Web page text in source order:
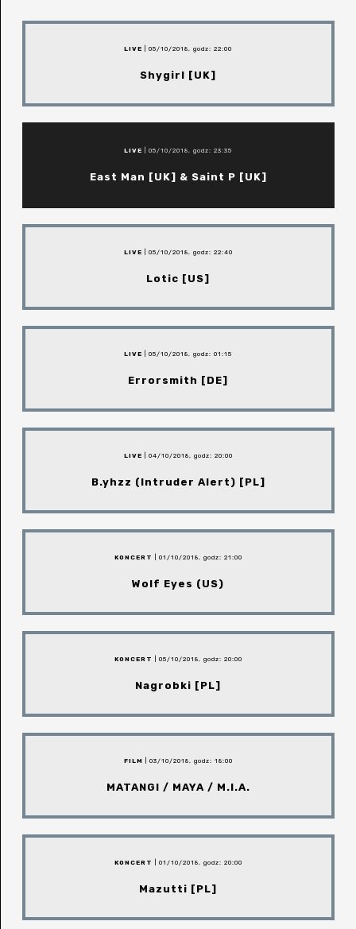
LIVE | 05/10/2018, godz: 22:00
Shygirl [UK]
LIVE | 05/10/2018, godz: 23:35
East Man [UK] & Saint P [UK]
LIVE | 05/10/2018, godz: 22:40
Lotic [US]
LIVE | 05/10/2018, godz: 01:15
Errorsmith [DE]
LIVE | 04/10/2018, godz: 20:00
B.yhzz (Intruder Alert) [PL]
KONCERT | 01/10/2018, godz: 21:00
Wolf Eyes (US)
KONCERT | 05/10/2018, godz: 20:00
Nagrobki [PL]
FILM | 03/10/2018, godz: 18:00
MATANGI / MAYA / M.I.A.
KONCERT | 01/10/2018, godz: 20:00
Mazutti [PL]